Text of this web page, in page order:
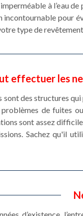
à l’eau
incontournable pour
type de
effectuer les
sont des structures
de fuites
sont assez
Sachez qu'il